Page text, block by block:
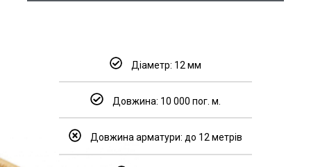
Діаметр: 12 мм
Довжина: 10 000 пог. м.
Довжина арматури: до 12 метрів